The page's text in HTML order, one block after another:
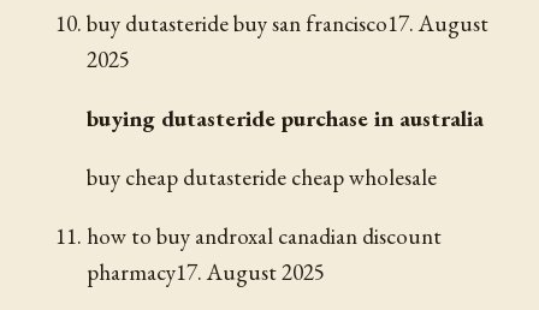
buy dutasteride buy san francisco17. August
2025
buying dutasteride purchase in australia
buy cheap dutasteride cheap wholesale
how to buy androxal canadian discount
pharmacy17. August 2025